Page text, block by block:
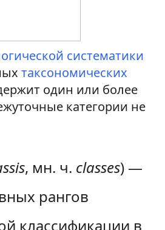
систематики
таксономических
один или более
категории не
, мн. ч. classes) —
рангов
классификации в